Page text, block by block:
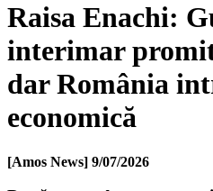
Raisa Enachi:
interimar
dar România
economică
[Amos News] 9/07/2026